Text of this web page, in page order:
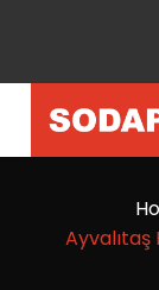
Ayvalıtaş